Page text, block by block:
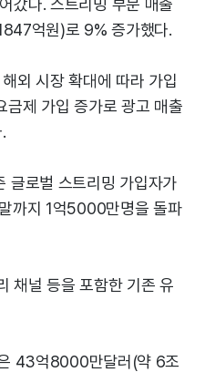
억원)로 9% 증가했다.
외 시장 확대에 따라 가입
금제 가입 증가로 광고 매출
글로벌 스트리밍 가입자가
까지 1억5000만명을 돌파
채널 등을 포함한 기존 유
43억8000만달러(약 6조